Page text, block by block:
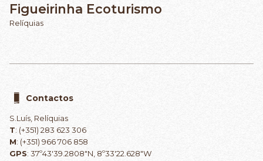
Figueirinha Ecoturismo
Relíquias
Contactos
S.Luís, Relíquias
T: (+351) 283 623 306
M: (+351) 966 706 858
GPS: 37º43'39.2808"N, 8º33'22.628"W